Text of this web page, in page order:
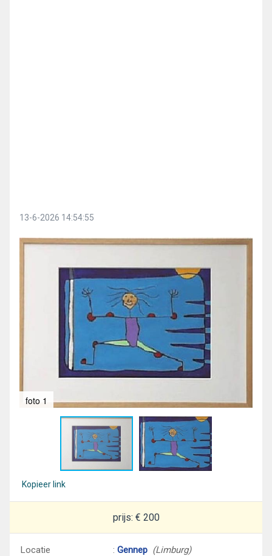
13-6-2026 14:54:55
foto 1
Kopieer link
prijs: € 200
Locatie : Gennep (Limburg)